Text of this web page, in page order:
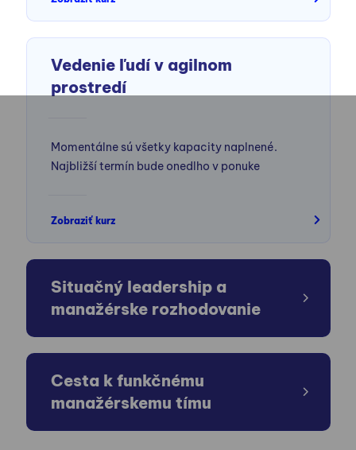
Vedenie ľudí v agilnom
prostredí
Momentálne sú všetky kapacity naplnené.
Najbližší termín bude onedlho v ponuke
Zobraziť kurz
Situačný leadership a
manažérske rozhodovanie
Cesta k funkčnému
manažérskemu tímu